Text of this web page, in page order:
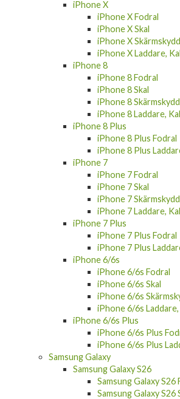
iPhone X
iPhone X Fodral
iPhone X Skal
iPhone X
iPhone X Laddare,
iPhone 8
iPhone 8 Fodral
iPhone 8 Skal
iPhone 8
iPhone 8 Laddare,
iPhone 8 Plus
iPhone 8 Plus Fodral
iPhone 8 Plus
iPhone 7
iPhone 7 Fodral
iPhone 7 Skal
iPhone 7
iPhone 7 Laddare,
iPhone 7 Plus
iPhone 7 Plus Fodral
iPhone 7 Plus
iPhone 6/6s
iPhone 6/6s Fodral
iPhone 6/6s Skal
iPhone 6/6s
iPhone 6/6s
iPhone 6/6s Plus
iPhone 6/6s Plus
iPhone 6/6s Plus
Samsung Galaxy
Samsung Galaxy S26
Samsung Galaxy S26
Samsung Galaxy S26